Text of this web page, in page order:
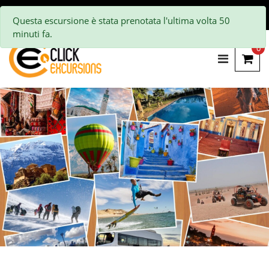
0
Questa escursione è stata prenotata l'ultima volta 50
minuti fa.